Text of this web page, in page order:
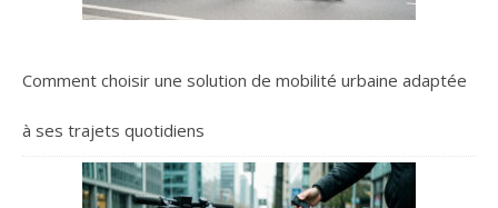
Comment choisir une solution de mobilité urbaine adaptée
à ses trajets quotidiens